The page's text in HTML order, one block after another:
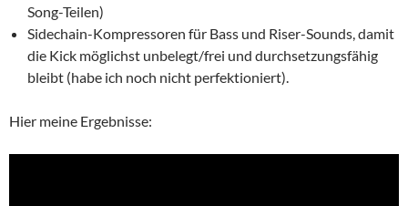
Song-Teilen)
Sidechain-Kompressoren für Bass und Riser-Sounds, damit
die Kick möglichst unbelegt/frei und durchsetzungsfähig
bleibt (habe ich noch nicht perfektioniert).
Hier meine Ergebnisse: